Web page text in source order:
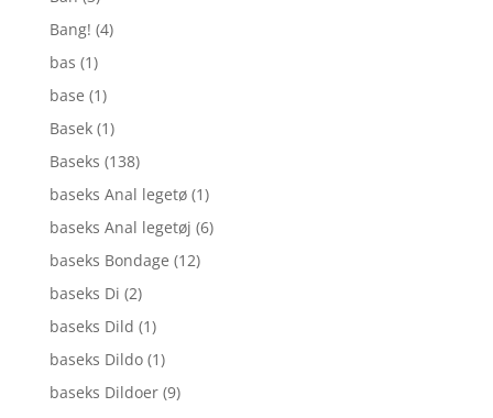
Bang! (4)
bas (1)
base (1)
Basek (1)
Baseks (138)
baseks Anal legetø (1)
baseks Anal legetøj (6)
baseks Bondage (12)
baseks Di (2)
baseks Dild (1)
baseks Dildo (1)
baseks Dildoer (9)